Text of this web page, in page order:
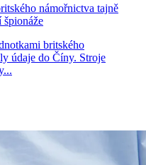
námořnictva tajně
britského
údaje do Číny. Stroje